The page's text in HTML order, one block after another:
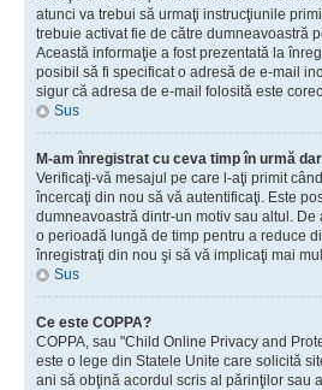
atunci va trebui să urmaţi instrucţiunile
trebuie activat fie de către dumneavoastră
Această informaţie a fost prezentată la
posibil să fi specificat o adresă de e-mail
sigur că adresa de e-mail folosită este
Sus
M-am înregistrat cu ceva timp în urmă
Verificaţi-vă mesajul pe care l-aţi primit
încercaţi din nou să vă autentificaţi. Este
dumneavoastră dintr-un motiv sau altul.
o perioadă lungă de timp pentru a reduce
înregistraţi din nou şi să vă implicaţi mai
Sus
Ce este COPPA?
COPPA, sau "Child Online Privacy and
este o lege din Statele Unite care solicită
ani să obţină acordul scris al părinţilor sau